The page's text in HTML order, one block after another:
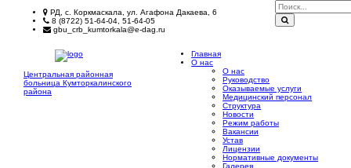
РД, с. Коркмаскала, ул. Агафона Дакаева, 6
8 (8722) 51-64-04, 51-64-05
gbu_crb_kumtorkala@e-dag.ru
Центральная районная
больница Кумторкалинского
района
Главная
О нас
О нас
Руководство
Оказываемые услуги
Медицинский персонал
Структура
Новости
Режим работы
Вакансии
Устав
Лицензии
Нормативные документы
Галерея